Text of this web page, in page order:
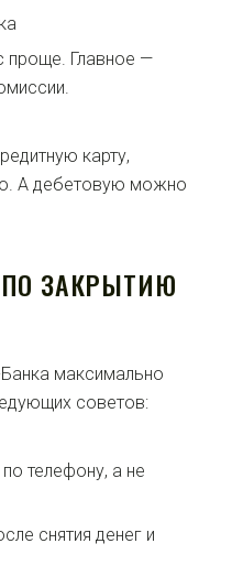
проще. Главное —
карту,
А дебетовую можно
ЗАКРЫТИЮ
максимально
советов:
телефону, а не
снятия денег и